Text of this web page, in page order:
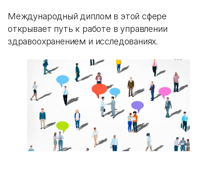
Международный диплом в этой сфере
открывает путь к работе в управлении
здравоохранением и исследованиях.